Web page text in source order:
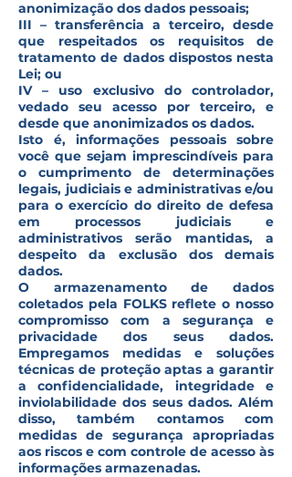
anonimização dos dados pessoais;
III – transferência a terceiro, desde
que respeitados os requisitos de
tratamento de dados dispostos nesta
Lei; ou
IV – uso exclusivo do controlador,
vedado seu acesso por terceiro, e
desde que anonimizados os dados.
Isto é, informações pessoais sobre
você que sejam imprescindíveis para
o cumprimento de determinações
legais, judiciais e administrativas e/ou
para o exercício do direito de defesa
em processos judiciais e
administrativos serão mantidas, a
despeito da exclusão dos demais
dados.
O armazenamento de dados
coletados pela FOLKS reflete o nosso
compromisso com a segurança e
privacidade dos seus dados.
Empregamos medidas e soluções
técnicas de proteção aptas a garantir
a confidencialidade, integridade e
inviolabilidade dos seus dados. Além
disso, também contamos com
medidas de segurança apropriadas
aos riscos e com controle de acesso às
informações armazenadas.